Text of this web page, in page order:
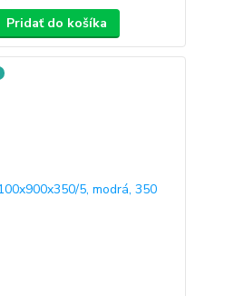
Pridať do košíka